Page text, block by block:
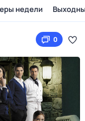
недели
0